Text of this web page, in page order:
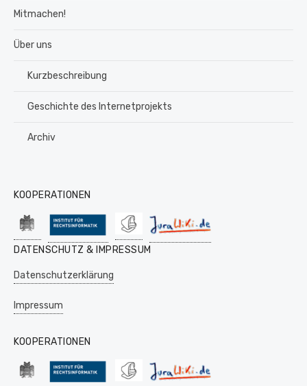
Mitmachen!
Über uns
Kurzbeschreibung
Geschichte des Internetprojekts
Archiv
KOOPERATIONEN
DATENSCHUTZ & IMPRESSUM
Datenschutzerklärung
Impressum
KOOPERATIONEN